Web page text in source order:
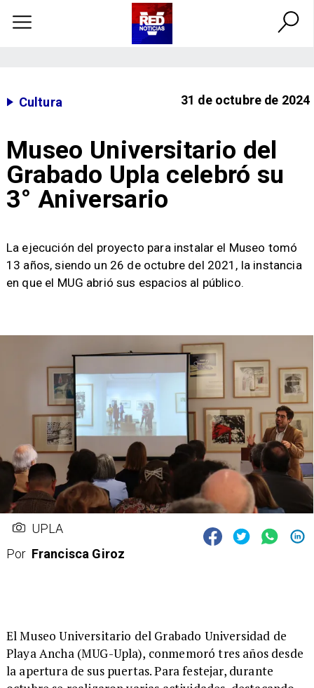
Cultura 31 de octubre de 2024
Museo Universitario del
Grabado Upla celebró su
3° Aniversario
​La ejecución del proyecto para instalar el Museo tomó
13 años, siendo un 26 de octubre del 2021, la instancia
en que el MUG abrió sus espacios al público.
UPLA
Por Francisca Giroz
​El Museo Universitario del Grabado Universidad de
Playa Ancha (MUG-Upla), conmemoró tres años desde
la apertura de sus puertas. Para festejar, durante